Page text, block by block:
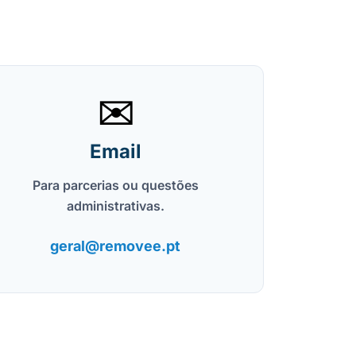
✉️
Email
Para parcerias ou questões
administrativas.
geral@removee.pt